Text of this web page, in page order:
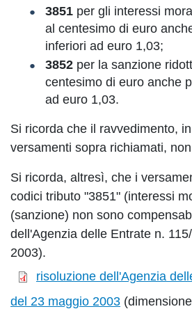
3851 per gli interessi
al centesimo di euro
inferiori ad euro 1,03;
3852 per la sanzione
centesimo di euro anche
ad euro 1,03.
Si ricorda che il ravvedimento,
versamenti sopra richiamati,
Si ricorda, altresì, che i
codici tributo "3851" (interessi
(sanzione) non sono
dell'Agenzia delle Entrate n.
2003).
risoluzione dell'Agenzia
del 23 maggio 2003